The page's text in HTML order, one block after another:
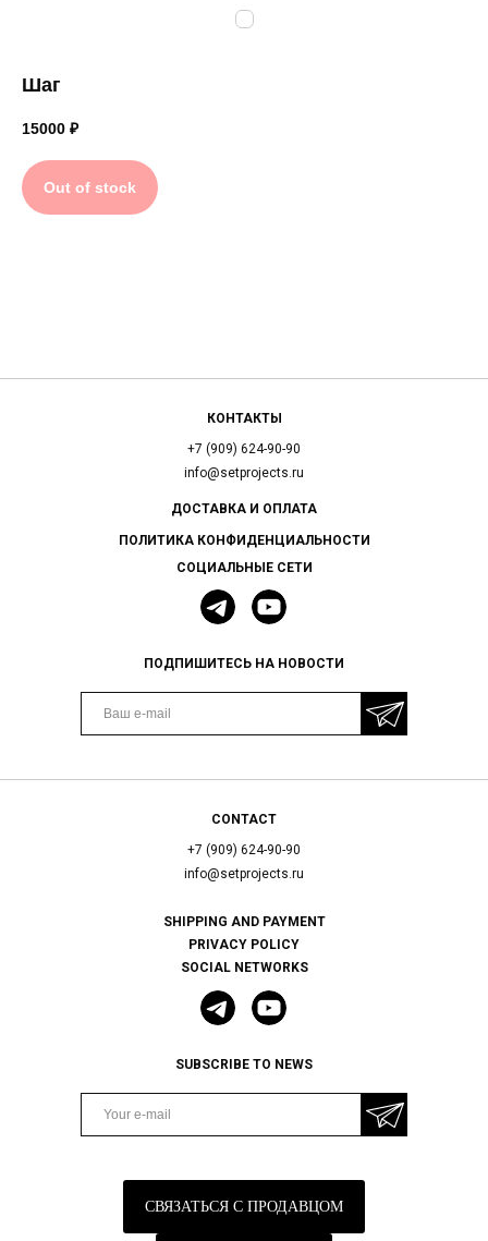
Шаг
15000 ₽
Out of stock
КОНТАКТЫ
+7 (909) 624-90-90
info@setprojects.ru
СОЦИАЛЬНЫЕ СЕТИ
ПОДПИШИТЕСЬ НА НОВОСТИ
ДОСТАВКА И ОПЛАТА
ПОЛИТИКА КОНФИДЕНЦИАЛЬНОСТИ
CONTACT
+7 (909) 624-90-90
info@setprojects.ru
SOCIAL NETWORKS
SUBSCRIBE TO NEWS
SHIPPING AND PAYMENT
PRIVACY POLICY
СВЯЗАТЬСЯ С ПРОДАВЦОМ